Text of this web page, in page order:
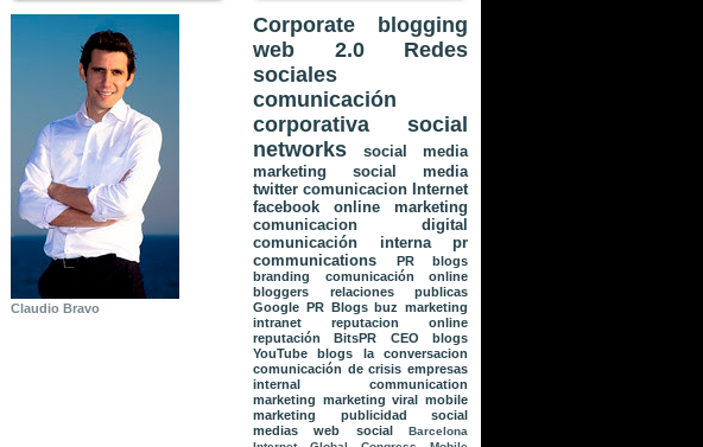
Claudio Bravo
Corporate blogging
web 2.0
Redes
sociales
comunicación
corporativa
social
networks
social media
marketing
social media
twitter comunicacion Internet
facebook
online marketing
comunicacion digital
comunicación interna
pr
communications
PR
blogs
branding
comunicación online
bloggers
relaciones publicas
Google PR Blogs buz marketing
intranet
reputacion online
reputación
BitsPR
CEO blogs
YouTube
blogs la conversacion
comunicación de crisis empresas
internal communication
marketing marketing viral mobile
marketing
publicidad
social
medias
web social
Barcelona